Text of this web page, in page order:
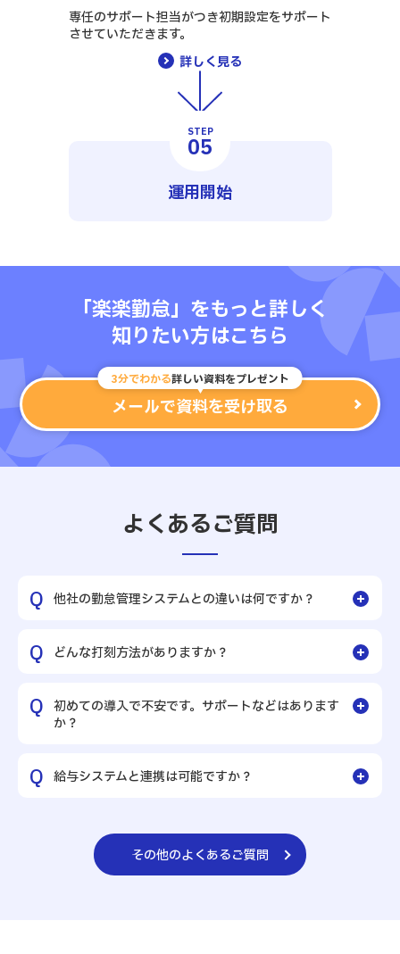
専任のサポート担当がつき初期設定をサポート
させていただきます。
詳しく見る
STEP
05
運用開始
「楽楽勤怠」をもっと詳しく
知りたい方はこちら
3分でわかる詳しい資料をプレゼント
メールで資料を受け取る
よくあるご質問
他社の勤怠管理システムとの違いは何ですか？
どんな打刻方法がありますか？
初めての導入で不安です。サポートなどはあります
か？
給与システムと連携は可能ですか？
その他のよくあるご質問